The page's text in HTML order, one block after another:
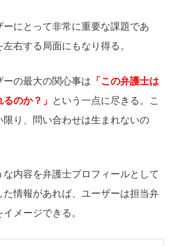
にとって非常に重要な課題であ
右する局面にもなり得る。
ーの最大の関心事は 「この弁護士は
のか？」 という一点に尽きる。こ
限り、問い合わせは生まれないの
内容を弁護士プロフィールとして
た情報があれば、ユーザーは担当弁
メージできる。